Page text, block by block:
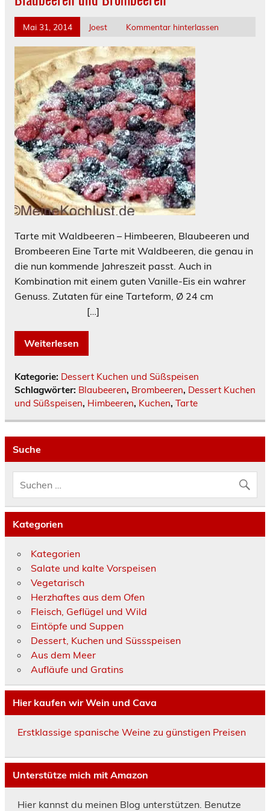
Mai 31, 2014 Joest Kommentar hinterlassen
Tarte mit Waldbeeren – Himbeeren, Blaubeeren und
Brombeeren Eine Tarte mit Waldbeeren, die genau in
die nun kommende Jahreszeit passt. Auch in
Kombination mit einem guten Vanille-Eis ein wahrer
Genuss. Zutaten für eine Tarteform, Ø 24 cm
[…]
Weiterlesen
Kategorie: Dessert Kuchen und Süßspeisen
Schlagwörter: Blaubeeren, Brombeeren, Dessert Kuchen
und Süßspeisen, Himbeeren, Kuchen, Tarte
Suche
Kategorien
Kategorien
Salate und kalte Vorspeisen
Vegetarisch
Herzhaftes aus dem Ofen
Fleisch, Geflügel und Wild
Eintöpfe und Suppen
Dessert, Kuchen und Süssspeisen
Aus dem Meer
Aufläufe und Gratins
Hier kaufen wir Wein und Cava
Erstklassige spanische Weine zu günstigen Preisen
Unterstütze mich mit Amazon
Hier kannst du meinen Blog unterstützen. Benutze